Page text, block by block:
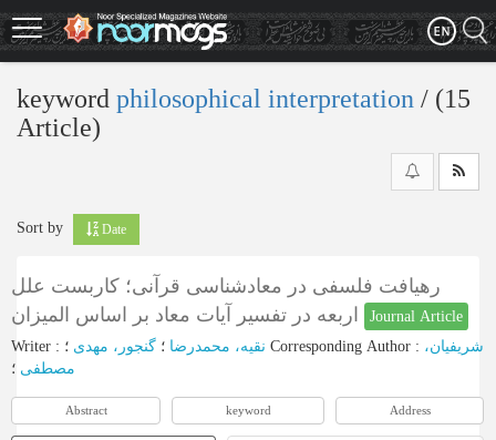
Skip
to
main
keyword philosophical interpretation ‎/ (15
Article)
Sort by Date
رهیافت فلسفی در معادشناسی قرآنی؛ کاربست علل
Journal Article
Writer : نقیه، محمدرضا ؛ گنجور، مهدی Corresponding Author : شریفیان،
مصطفی ؛
Abstract keyword Address